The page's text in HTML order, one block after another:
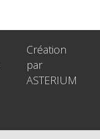
Création
par
ASTERIUM